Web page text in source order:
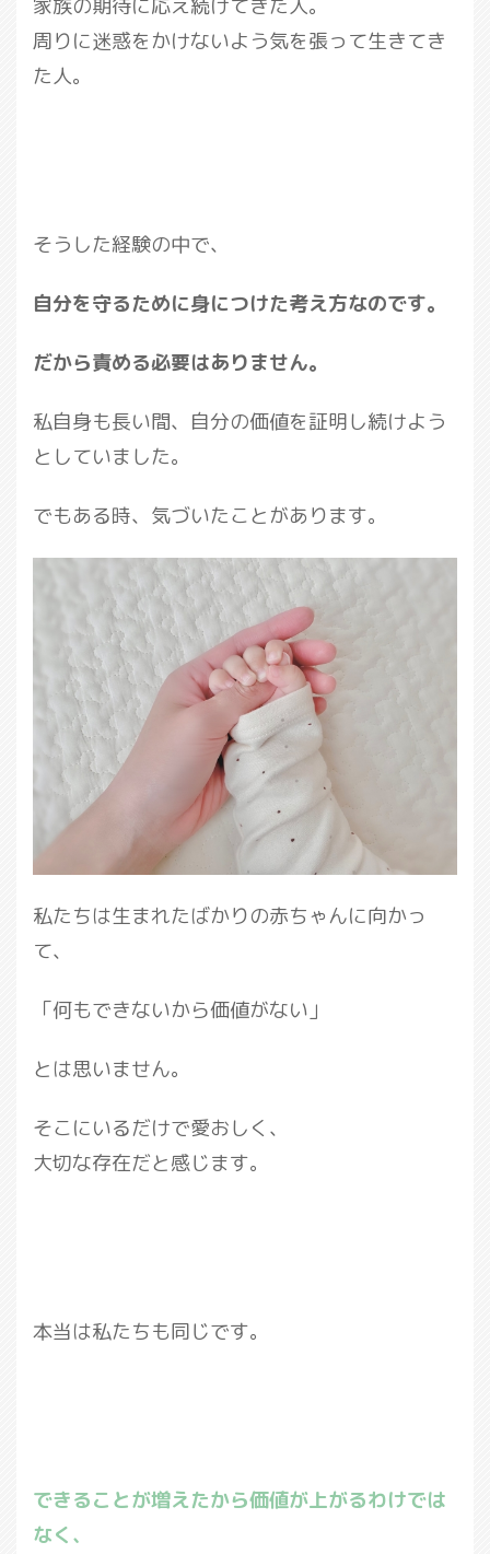
家族の期待に応え続けてきた人。
周りに迷惑をかけないよう気を張って生きてき
た人。
そうした経験の中で、
自分を守るために身につけた考え方なのです。
だから責める必要はありません。
私自身も長い間、自分の価値を証明し続けよう
としていました。
でもある時、気づいたことがあります。
私たちは生まれたばかりの赤ちゃんに向かっ
て、
「何もできないから価値がない」
とは思いません。
そこにいるだけで愛おしく、
大切な存在だと感じます。
本当は私たちも同じです。
できることが増えたから価値が上がるわけでは
なく、